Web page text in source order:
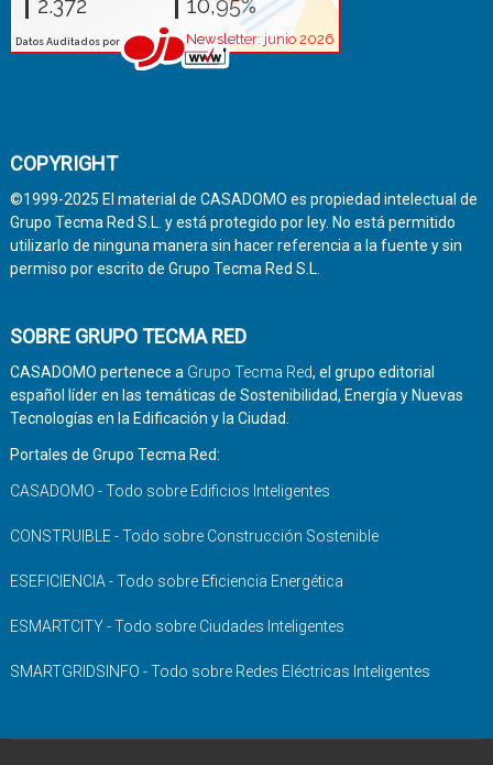
COPYRIGHT
©1999-2025 El material de CASADOMO es propiedad intelectual de
Grupo Tecma Red S.L. y está protegido por ley. No está permitido
utilizarlo de ninguna manera sin hacer referencia a la fuente y sin
permiso por escrito de Grupo Tecma Red S.L.
SOBRE GRUPO TECMA RED
CASADOMO pertenece a Grupo Tecma Red, el grupo editorial
español líder en las temáticas de Sostenibilidad, Energía y Nuevas
Tecnologías en la Edificación y la Ciudad.
Portales de Grupo Tecma Red:
CASADOMO - Todo sobre Edificios Inteligentes
CONSTRUIBLE - Todo sobre Construcción Sostenible
ESEFICIENCIA - Todo sobre Eficiencia Energética
ESMARTCITY - Todo sobre Ciudades Inteligentes
SMARTGRIDSINFO - Todo sobre Redes Eléctricas Inteligentes